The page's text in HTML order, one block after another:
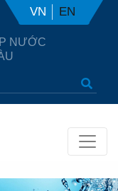
NƯỚC
VN EN